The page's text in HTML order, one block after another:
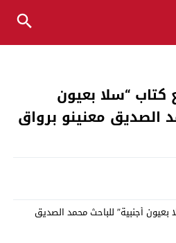
“سلا بعيون
الصديق معنينو برواق